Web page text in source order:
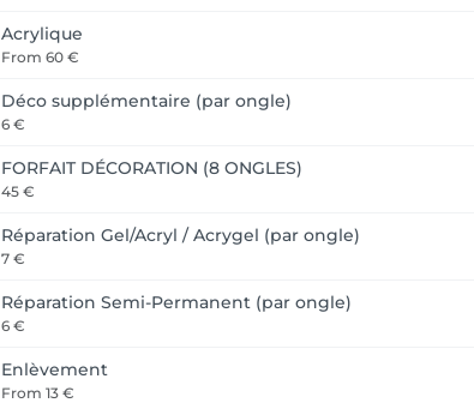
Acrylique
From 60 €
Déco supplémentaire (par ongle)
6 €
FORFAIT DÉCORATION (8 ONGLES)
45 €
Réparation Gel/Acryl / Acrygel (par ongle)
7 €
Réparation Semi-Permanent (par ongle)
6 €
Enlèvement
From 13 €